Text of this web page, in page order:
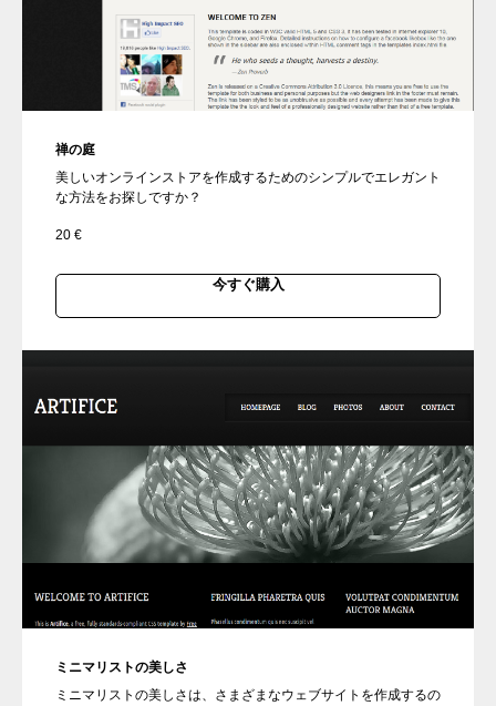
禅の庭
美しいオンラインストアを作成するためのシンプルでエレガント
な方法をお探しですか？
20 €
今すぐ購入
ミニマリストの美しさ
ミニマリストの美しさは、さまざまなウェブサイトを作成するの